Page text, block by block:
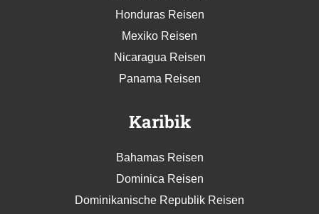
Honduras Reisen
Mexiko Reisen
Nicaragua Reisen
Panama Reisen
Karibik
Bahamas Reisen
Dominica Reisen
Dominikanische Republik Reisen